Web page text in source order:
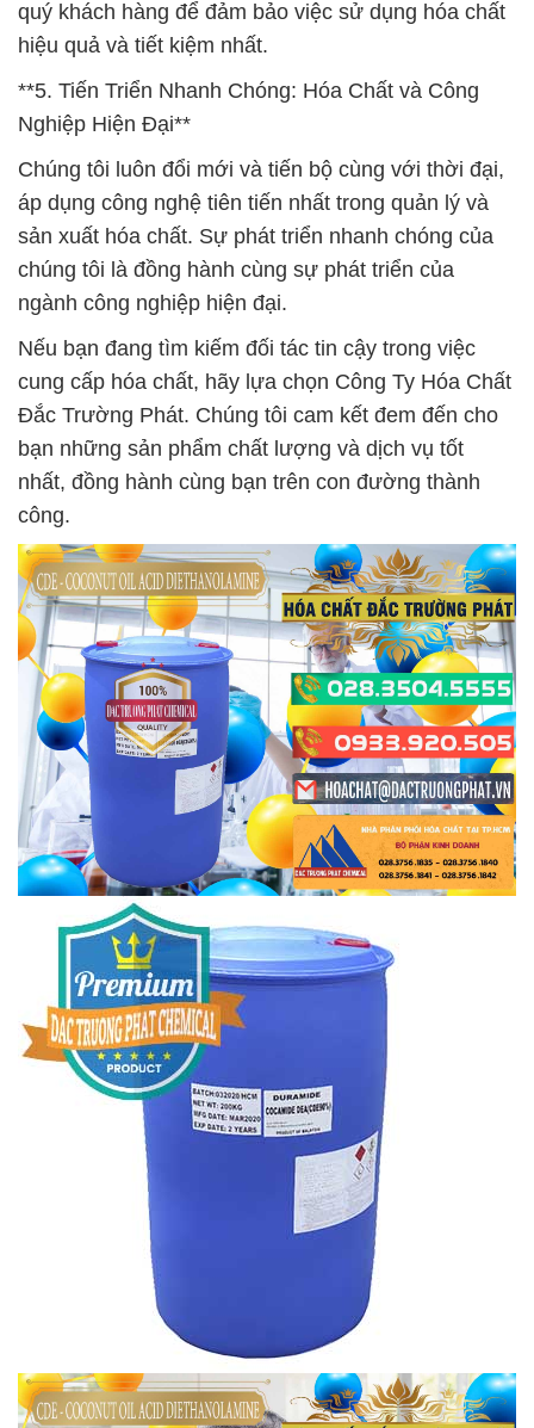
quý khách hàng để đảm bảo việc sử dụng hóa chất
hiệu quả và tiết kiệm nhất.
**5. Tiến Triển Nhanh Chóng: Hóa Chất và Công
Nghiệp Hiện Đại**
Chúng tôi luôn đổi mới và tiến bộ cùng với thời đại,
áp dụng công nghệ tiên tiến nhất trong quản lý và
sản xuất hóa chất. Sự phát triển nhanh chóng của
chúng tôi là đồng hành cùng sự phát triển của
ngành công nghiệp hiện đại.
Nếu bạn đang tìm kiếm đối tác tin cậy trong việc
cung cấp hóa chất, hãy lựa chọn Công Ty Hóa Chất
Đắc Trường Phát. Chúng tôi cam kết đem đến cho
bạn những sản phẩm chất lượng và dịch vụ tốt
nhất, đồng hành cùng bạn trên con đường thành
công.